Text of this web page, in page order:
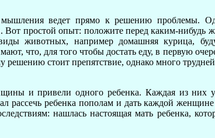
ведет прямо к решению проблемы.
простой опыт: положите перед каким-нибудь
животных, например домашняя курица,
что, для того чтобы достать еду, в первую
решению стоит препятствие, однако много
и привели одного ребенка. Каждая из них
рассечь ребенка пополам и дать каждой
нашлась настоящая мать ребенка,